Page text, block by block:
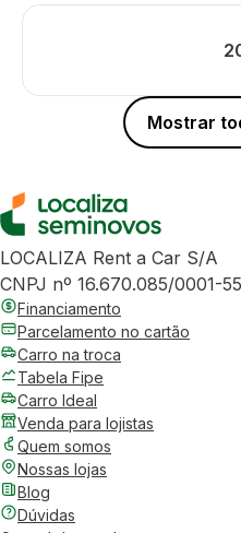
Mostrar
LOCALIZA Rent a Car S/A
CNPJ nº 16.670.085/0001-55
Financiamento
Parcelamento no cartão
Carro na troca
Tabela Fipe
Carro Ideal
Venda para lojistas
Quem somos
Nossas lojas
Blog
Dúvidas